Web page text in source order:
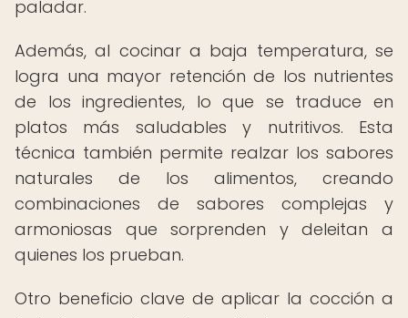
paladar.
Además, al cocinar a baja temperatura, se
logra una mayor retención de los nutrientes
de los ingredientes, lo que se traduce en
platos más saludables y nutritivos. Esta
técnica también permite realzar los sabores
naturales de los alimentos, creando
combinaciones de sabores complejas y
armoniosas que sorprenden y deleitan a
quienes los prueban.
Otro beneficio clave de aplicar la cocción a